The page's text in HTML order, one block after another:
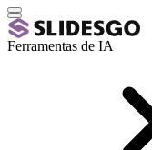
Ferramentas de IA